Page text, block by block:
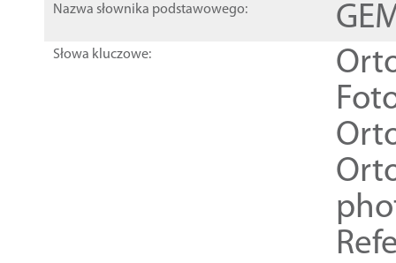
Nazwa słownika podstawowego:
Słowa kluczowe: